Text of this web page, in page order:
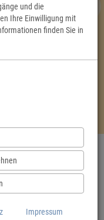
und die
Ihre Einwilligung mit
finden Sie in
Impressum
Hagena